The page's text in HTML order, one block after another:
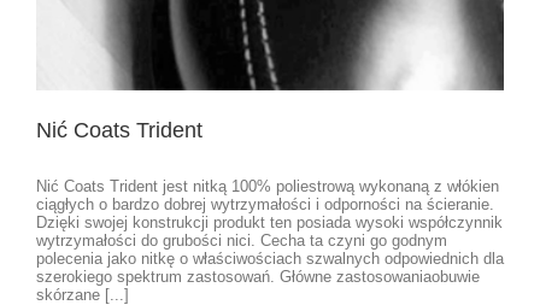
Nić Coats Trident
Nić Coats Trident jest nitką 100% poliestrową wykonaną z włókien
ciągłych o bardzo dobrej wytrzymałości i odporności na ścieranie.
Dzięki swojej konstrukcji produkt ten posiada wysoki współczynnik
wytrzymałości do grubości nici. Cecha ta czyni go godnym
polecenia jako nitkę o właściwościach szwalnych odpowiednich dla
szerokiego spektrum zastosowań. Główne zastosowaniaobuwie
skórzane [...]